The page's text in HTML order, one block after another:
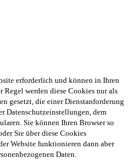
erforderlich und können in Ihren
werden diese Cookies nur als
gesetzt, die einer Dienstanforderung
Datenschutzeinstellungen, dem
Sie können Ihren Browser so
Sie über diese Cookies
Website funktionieren dann aber
Daten.